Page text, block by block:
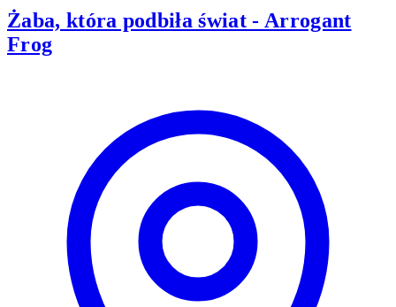
Żaba, która podbiła świat - Arrogant
Frog